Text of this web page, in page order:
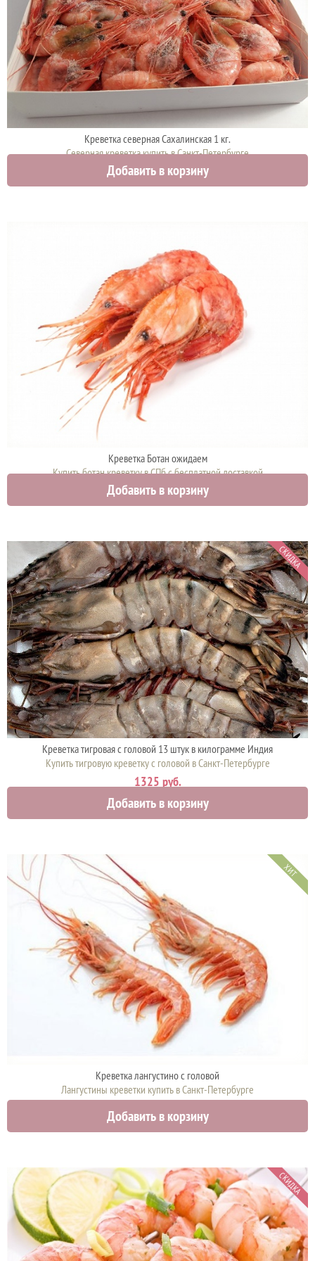
Креветка северная Сахалинская 1 кг.
Северная креветка купить в Санкт-Петербурге
2500 руб. 2200 руб.
Добавить в корзину
Креветка Ботан ожидаем
Купить ботан креветку в СПб с бесплатной доставкой
0 руб.
Добавить в корзину
СКИДКА
Креветка тигровая с головой 13 штук в килограмме Индия
Купить тигровую креветку с головой в Санкт-Петербурге
1325 руб.
Добавить в корзину
ХИТ
Креветка лангустинo с головой
Лангустины креветки купить в Санкт-Петербурге
Добавить в корзину
СКИДКА